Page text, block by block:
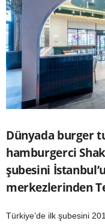
Dünyada burger
hamburgerci
şubesini
merkezlerinden
Türkiye’de ilk şubesini